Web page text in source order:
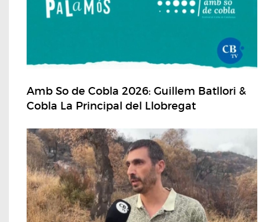
Amb So de Cobla 2026: Guillem Batllori &
Cobla La Principal del Llobregat